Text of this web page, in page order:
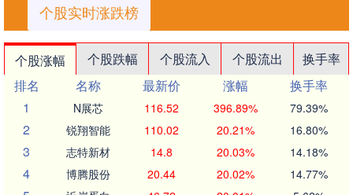
个股实时涨跌榜
个股涨幅 个股跌幅 个股流入 个股流出
换手率
排名
名称 最新价 涨幅
换手率
1
N展芯 116.52 396.89% 79.39%
2 锐翔智能 110.02 20.21% 16.80%
3 志特新材 14.8 20.03% 14.18%
4 博腾股份 20.44 20.02% 14.77%